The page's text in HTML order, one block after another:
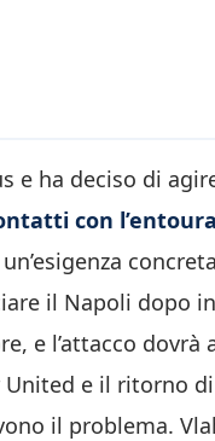
e ha deciso di
con
il Napoli dopo
e l’attacco dovrà
e il ritorno di
il problema.